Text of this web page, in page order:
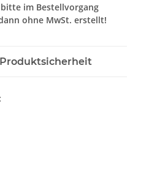
im Bestellvorgang
ohne MwSt. erstellt!